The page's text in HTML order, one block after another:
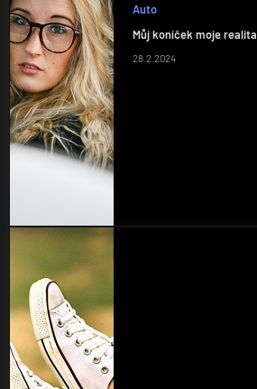
Auto
Můj koníček moje realita
28.2.2024